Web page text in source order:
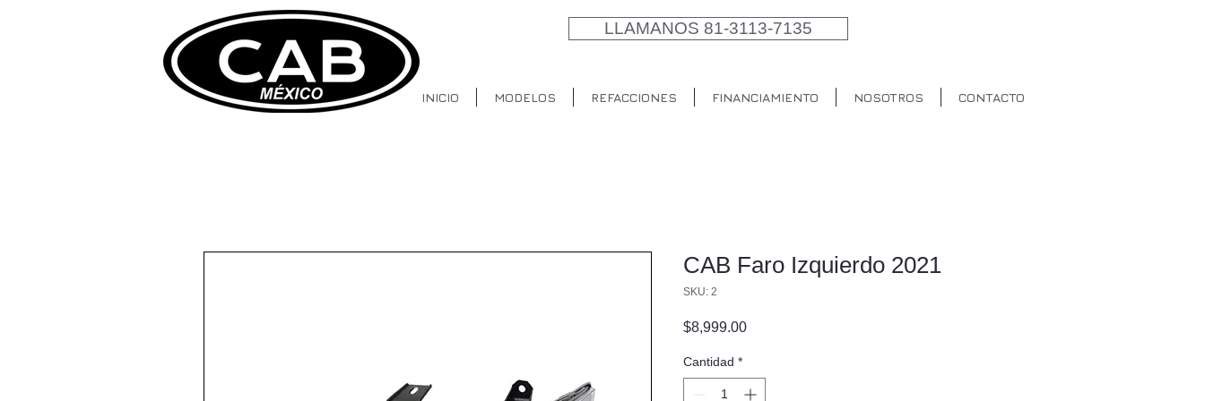
LLAMANOS 81-3113-7135
INICIO MODELOS REFACCIONES FINANCIAMIENTO NOSOTROS CONTACTO
CAB Faro Izquierdo 2021
SKU: 2
$8,999.00Precio
Cantidad *